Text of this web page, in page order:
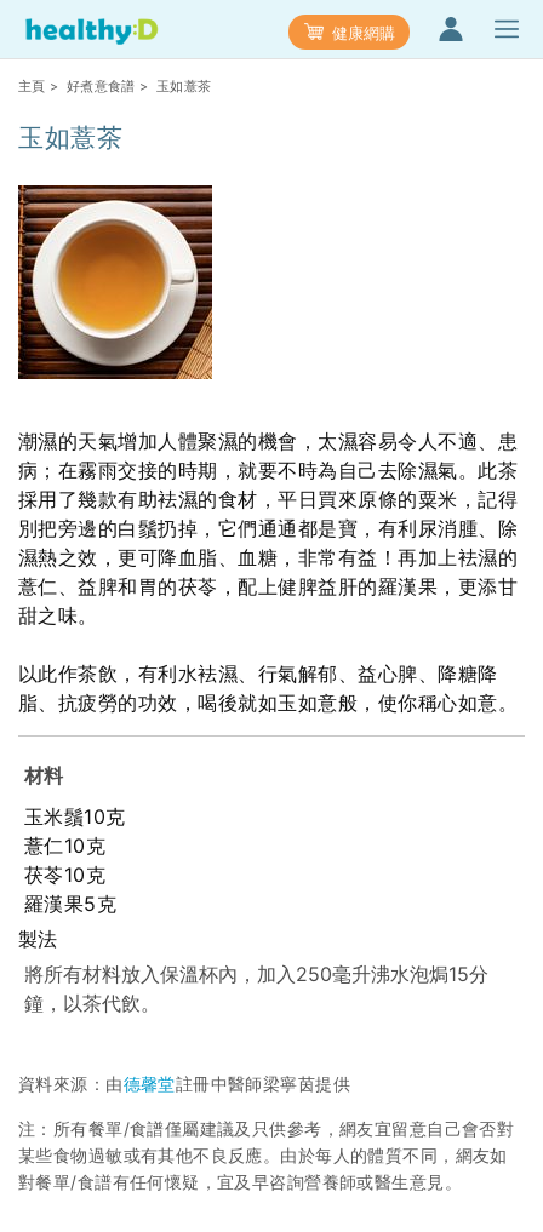
健康網購
主頁 好煮意食譜 > 玉如薏茶
玉如薏茶
潮濕的天氣增加人體聚濕的機會，太濕容易令人不適、患
病；在霧雨交接的時期，就要不時為自己去除濕氣。此茶
採用了幾款有助袪濕的食材，平日買來原條的粟米，記得
別把旁邊的白鬚扔掉，它們通通都是寶，有利尿消腫、除
濕熱之效，更可降血脂、血糖，非常有益！再加上袪濕的
薏仁、益脾和胃的茯苓，配上健脾益肝的羅漢果，更添甘
甜之味。
以此作茶飲，有利水袪濕、行氣解郁、益心脾、降糖降
脂、抗疲勞的功效，喝後就如玉如意般，使你稱心如意。
材料
玉米鬚10克
薏仁10克
茯苓10克
羅漢果5克
製法
將所有材料放入保溫杯內，加入250毫升沸水泡焗15分
鐘，以茶代飲。
資料來源：由德馨堂註冊中醫師梁寧茵提供
注：所有餐單/食譜僅屬建議及只供參考，網友宜留意自己會否對
某些食物過敏或有其他不良反應。由於每人的體質不同，網友如
對餐單/食譜有任何懷疑，宜及早咨詢營養師或醫生意見。